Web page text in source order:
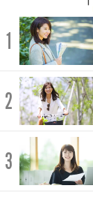
「
1
2
3